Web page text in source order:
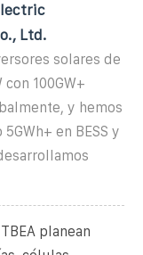
Ltd.
solares de
con 100GW+
y hemos
en BESS y
planean